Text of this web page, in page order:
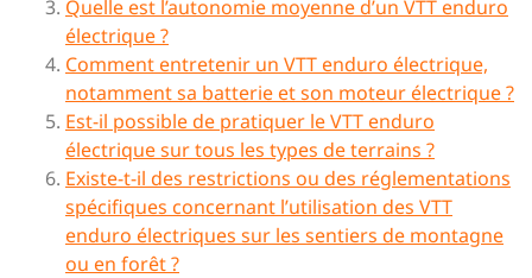
Quelle est l’autonomie moyenne d’un VTT enduro
électrique ?
Comment entretenir un VTT enduro électrique,
notamment sa batterie et son moteur électrique ?
Est-il possible de pratiquer le VTT enduro
électrique sur tous les types de terrains ?
Existe-t-il des restrictions ou des réglementations
spécifiques concernant l’utilisation des VTT
enduro électriques sur les sentiers de montagne
ou en forêt ?